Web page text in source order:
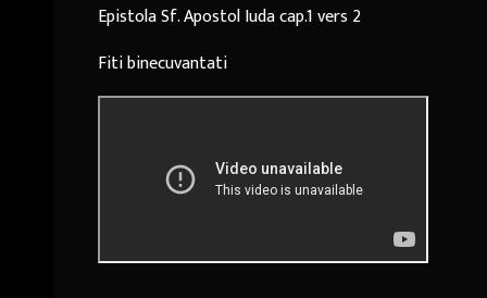
Epistola Sf. Apostol Iuda cap.1 vers 2
Fiti binecuvantati